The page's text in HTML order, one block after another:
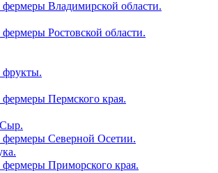
Владимирской области.
Ростовской области.
Пермского края.
Северной Осетии.
Приморского края.